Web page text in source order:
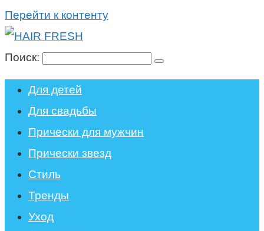
Перейти к контенту
Поиск:
Для детей
Для свадьбы
Прически для мужчин
Прически звезд
Стиль
Тренды
Уход